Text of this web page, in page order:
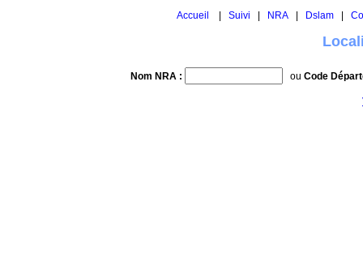
Accueil Suivi NRA Dslam
Nom NRA : ou Code